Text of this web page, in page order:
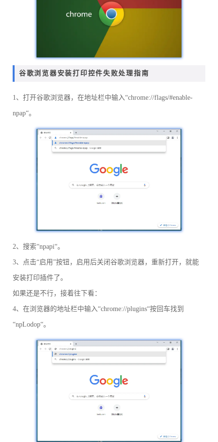
谷歌浏览器安装打印控件失败处理指南
1、打开谷歌浏览器，在地址栏中输入“chrome://flags/#enable-
npap“。
2、搜索“npapi“。
3、点击“启用”按钮，启用后关闭谷歌浏览器，重新打开，就能
安装打印插件了。
如果还是不行，接着往下看：
4、在浏览器的地址栏中输入“chrome://plugins“按回车找到
“npLodop“。